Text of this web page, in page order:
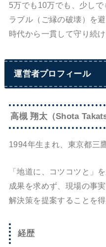
5万でも10万でも、少し
ラブル（ご縁の破壊）を
時代から一貫して守り続
運営者プロフィール
高槻 翔太（Shota
1994年生まれ、東京都三
「地道に、コツコツと」
成果を求めず、現場の事
解決策を提案することを
経歴